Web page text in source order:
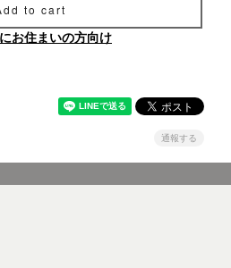
to cart
お住まいの方向け
通報する